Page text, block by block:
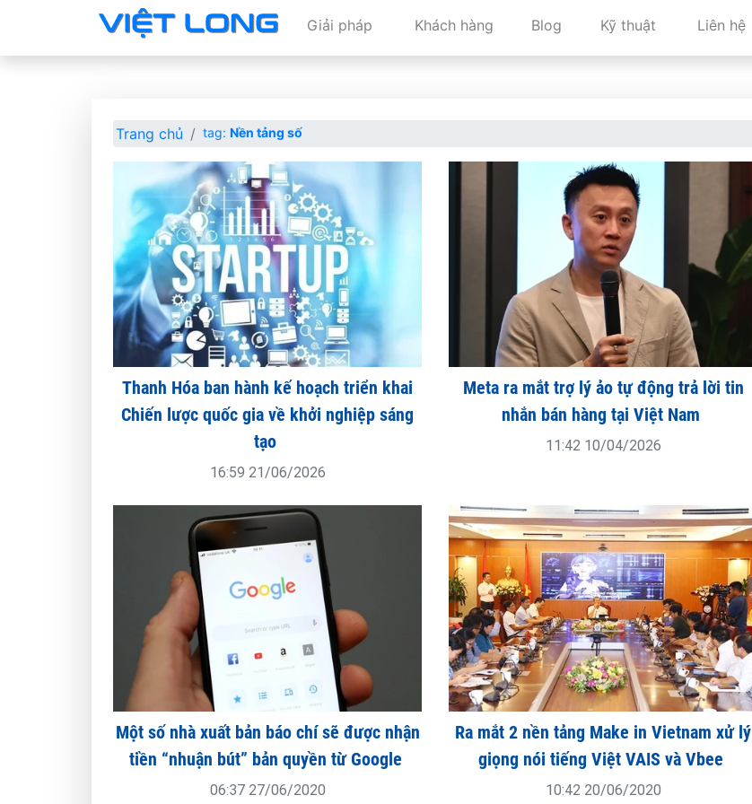
Giải pháp Khách hàng Blog Kỹ thuật Liên hệ
Trang chủ tag: Nền tảng số
Thanh Hóa ban hành kế hoạch triển khai
Chiến lược quốc gia về khởi nghiệp sáng
tạo
16:59 21/06/2026
Meta ra mắt trợ lý ảo tự động trả lời tin
nhắn bán hàng tại Việt Nam
11:42 10/04/2026
Một số nhà xuất bản báo chí sẽ được nhận
tiền “nhuận bút” bản quyền từ Google
06:37 27/06/2020
Ra mắt 2 nền tảng Make in Vietnam xử lý
giọng nói tiếng Việt VAIS và Vbee
10:42 20/06/2020